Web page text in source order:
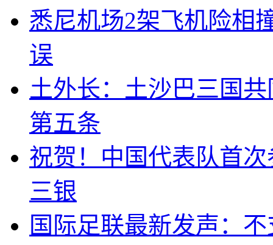
悉尼机场2架飞机险相
误
土外长：土沙巴三国
第五条
祝贺！中国代表队首
三银
国际足联最新发声：